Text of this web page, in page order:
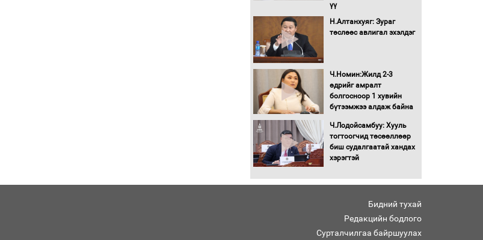
олгоно
Бага орлоготой
бүрдүүллээ
Хөшөө бүтсэн түүхийг
өгүүлэх 7 баримт
Хөвсгөл нуурын лусыг
тахих төрийн тахилгын
ёслол боллоо
“Хар жагсаалт”-ын
Монголбанкны
удирдлагад 30 хоногийн
үү
Н.Алтанхуяг: Зураг
төслөөс авлигал эхэлдэг
Ч.Номин:Жилд 2-3
өдрийг амралт
болгосноор 1 хувийн
бүтээмжээ алдаж байна
Ч.Лодойсамбуу: Хууль
тогтоогчид төсөөллөөр
биш судалгаатай хандах
хэрэгтэй
Бидний тухай
Редакцийн бодлого
Сурталчилгаа байршуулах